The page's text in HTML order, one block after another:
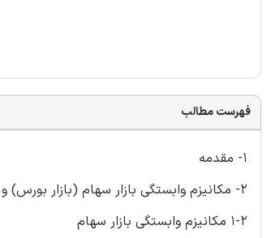
فهرست مطالب
1- مقدمه
2- مکانیزم وابستگی بازار سهام (بازار بورس) و متدولوژی
1-2 مکانیزم وابستگی بازار سهام